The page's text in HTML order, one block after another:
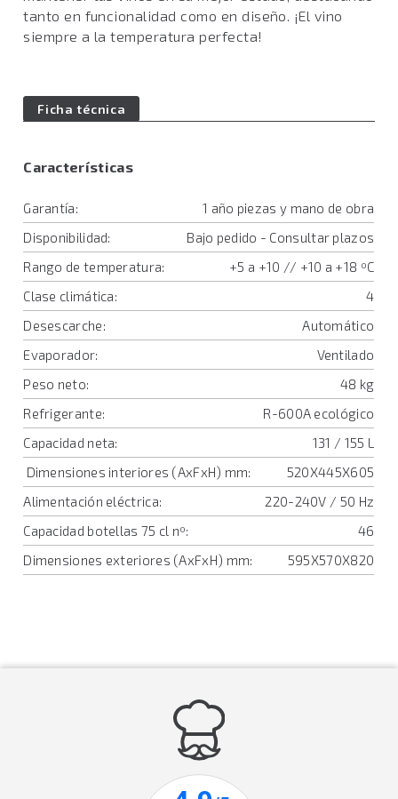
tanto en funcionalidad como en diseño. ¡El vino
siempre a la temperatura perfecta!
Ficha técnica
Características
Garantía:
1 año piezas y mano de obra
Disponibilidad:
Bajo pedido - Consultar plazos
Rango de temperatura:
+5 a +10 // +10 a +18 ºC
Clase climática:
4
Desescarche:
Automático
Evaporador:
Ventilado
Peso neto:
48 kg
Refrigerante:
R-600A ecológico
Capacidad neta:
131 / 155 L
Dimensiones interiores (AxFxH) mm:
520X445X605
Alimentación eléctrica:
220-240V / 50 Hz
Capacidad botellas 75 cl nº:
46
Dimensiones exteriores (AxFxH) mm:
595X570X820